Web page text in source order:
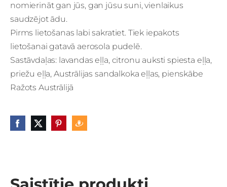
nomierināt gan jūs, gan jūsu suni, vienlaikus
saudzējot ādu.
Pirms lietošanas labi sakratiet. Tiek iepakots
lietošanai gatavā aerosola pudelē.
Sastāvdaļas: lavandas eļļa, citronu auksti spiesta eļļa,
priežu eļļa, Austrālijas sandalkoka eļļas, pienskābe
Ražots Austrālijā